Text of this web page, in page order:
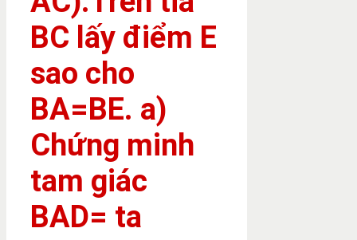
BC lấy điểm E
sao cho
BA=BE. a)
Chứng minh
tam giác
BAD= ta